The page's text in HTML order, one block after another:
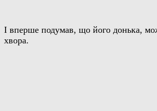
І вперше подумав, що його донька,
хвора.